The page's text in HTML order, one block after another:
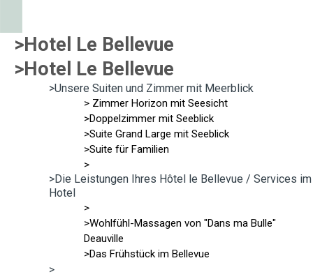
>Hotel Le Bellevue
>Hotel Le Bellevue
>Unsere Suiten und Zimmer mit Meerblick
> Zimmer Horizon mit Seesicht
>Doppelzimmer mit Seeblick
>Suite Grand Large mit Seeblick
>Suite für Familien
>
>Die Leistungen Ihres Hôtel le Bellevue / Services im
Hotel
>
>Wohlfühl-Massagen von "Dans ma Bulle"
Deauville
>Das Frühstück im Bellevue
>